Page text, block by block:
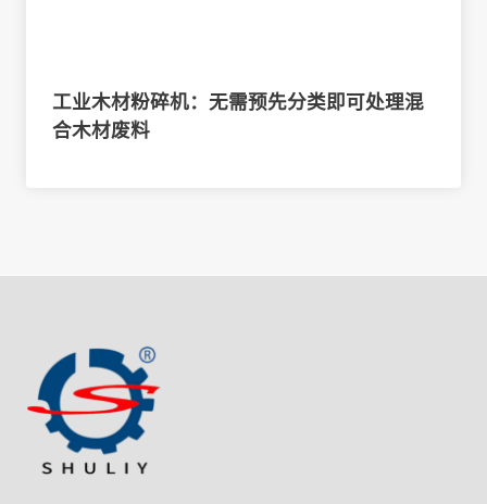
工业木材粉碎机：无需预先分类即可处理混
合木材废料